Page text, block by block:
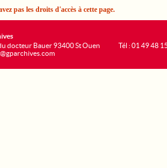
pas les droits d'accès à cette page.
docteur Bauer 93400 St Ouen
Tél : 01 49 48